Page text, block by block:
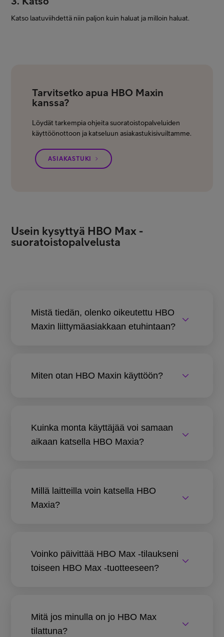
Katso laatuviihdettä niin paljon kuin haluat ja milloin haluat.
Tarvitsetko apua HBO Maxin
kanssa?
Löydät tarkempia ohjeita suoratoistopalveluiden
käyttöönottoon ja katseluun asiakastukisivuiltamme.
ASIAKASTUKI
Usein kysyttyä HBO Max -
suoratoistopalvelusta
Mistä tiedän, olenko oikeutettu HBO
Maxin liittymäasiakkaan etuhintaan?
Miten otan HBO Maxin käyttöön?
Kuinka monta käyttäjää voi samaan
aikaan katsella HBO Maxia?
Millä laitteilla voin katsella HBO
Maxia?
Voinko päivittää HBO Max -tilaukseni
toiseen HBO Max -tuotteeseen?
Mitä jos minulla on jo HBO Max
tilattuna?